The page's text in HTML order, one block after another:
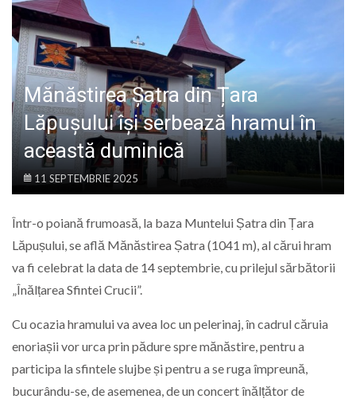
POLITIC
LIFE
Mănăstirea Șatra din Țara
Lăpușului își serbează hramul în
această duminică
11 SEPTEMBRIE 2025
Într-o poiană frumoasă, la baza Muntelui Șatra din Țara
Lăpușului, se află Mănăstirea Șatra (1041 m), al cărui hram
va fi celebrat la data de 14 septembrie, cu prilejul sărbătorii
„Înălțarea Sfintei Crucii”.
Cu ocazia hramului va avea loc un pelerinaj, în cadrul căruia
enoriașii vor urca prin pădure spre mănăstire, pentru a
participa la sfintele slujbe și pentru a se ruga împreună,
bucurându-se, de asemenea, de un concert înălțător de